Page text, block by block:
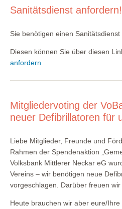
Sanitätsdienst anfordern!
Sie benötigen einen
Diesen können Sie über diesen
anfordern
Mitgliedervoting der
neuer Defibrillatoren für
Liebe Mitglieder, Freunde und
Rahmen der Spendenaktion
Volksbank Mittlerer Neckar eG
Vereins – wir benötigen neue
vorgeschlagen. Darüber freuen wir
Heute brauchen wir aber eure/